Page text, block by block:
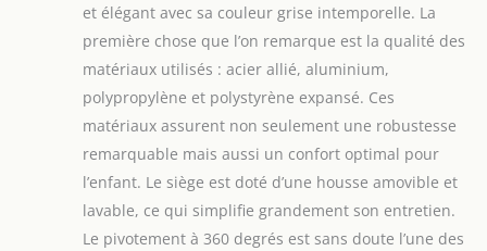
et élégant avec sa couleur grise intemporelle. La
première chose que l’on remarque est la qualité des
matériaux utilisés : acier allié, aluminium,
polypropylène et polystyrène expansé. Ces
matériaux assurent non seulement une robustesse
remarquable mais aussi un confort optimal pour
l’enfant. Le siège est doté d’une housse amovible et
lavable, ce qui simplifie grandement son entretien.
Le pivotement à 360 degrés est sans doute l’une des